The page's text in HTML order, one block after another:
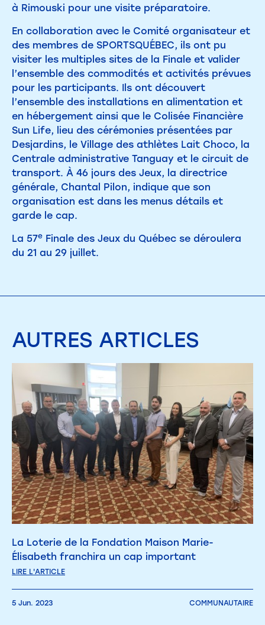
à Rimouski pour une visite préparatoire.
En collaboration avec le Comité organisateur et
des membres de SPORTSQUÉBEC, ils ont pu
visiter les multiples sites de la Finale et valider
l’ensemble des commodités et activités prévues
pour les participants. Ils ont découvert
l’ensemble des installations en alimentation et
en hébergement ainsi que le Colisée Financière
Sun Life, lieu des cérémonies présentées par
Desjardins, le Village des athlètes Lait Choco, la
Centrale administrative Tanguay et le circuit de
transport. À 46 jours des Jeux, la directrice
générale, Chantal Pilon, indique que son
organisation est dans les menus détails et
garde le cap.
La 57e Finale des Jeux du Québec se déroulera
du 21 au 29 juillet.
AUTRES ARTICLES
La Loterie de la Fondation Maison Marie-
Élisabeth franchira un cap important
LIRE L'ARTICLE
5 Jun. 2023 COMMUNAUTAIRE